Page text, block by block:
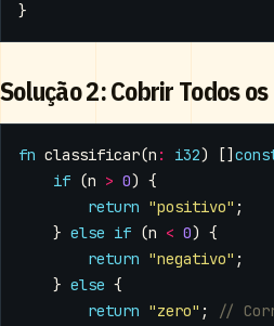
}
Solução 2: Cobrir Todos
fn classificar(n : i32) []
if (n > 0) {
return "positivo" ;
} else if (n < 0) {
return "negativo" ;
} else {
return "zero" ;